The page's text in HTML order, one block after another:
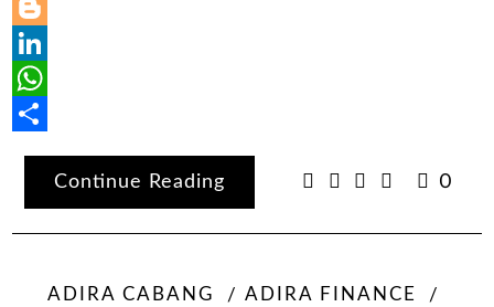
Email
Blogger
LinkedIn
WhatsApp
Continue Reading
0
ADIRA CABANG
ADIRA FINANCE